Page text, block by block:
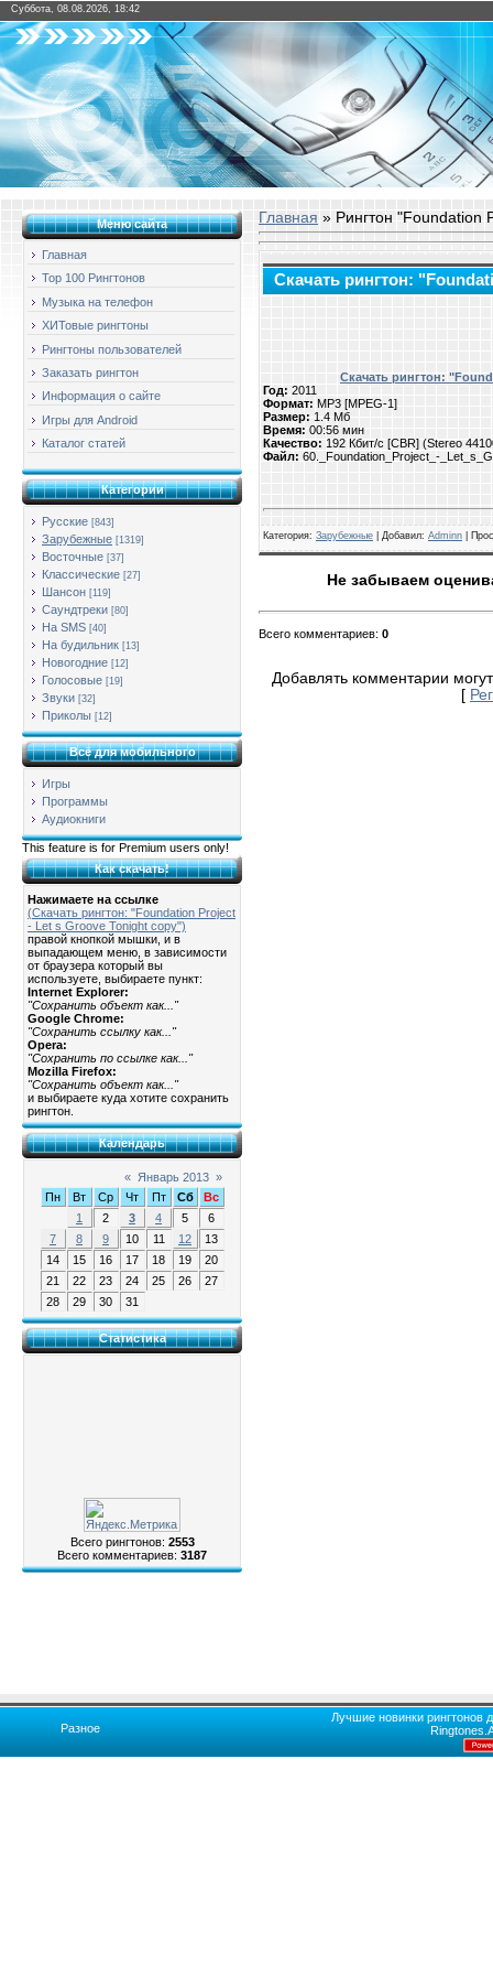
Суббота, 08.08.2026, 18:42
Меню сайта
Главная
Top 100 Рингтонов
Музыка на телефон
ХИТовые рингтоны
Рингтоны пользователей
Заказать рингтон
Информация о сайте
Игры для Android
Каталог статей
Категории
Русские [843]
Зарубежные [1319]
Восточные [37]
Классические [27]
Шансон [119]
Саундтреки [80]
На SMS [40]
На будильник [13]
Новогодние [12]
Голосовые [19]
Звуки [32]
Приколы [12]
Всё для мобильного
Игры
Программы
Аудиокниги
This feature is for Premium users only!
Как скачать!
Нажимаете на ссылке
(Скачать рингтон: "Foundation Project
- Let s Groove Tonight copy")
правой кнопкой мышки, и в
выпадающем меню, в зависимости
от браузера который вы
используете, выбираете пункт:
Internet Explorer:
"Сохранить объект как..."
Google Chrome:
"Сохранить ссылку как..."
Opera:
"Сохранить по ссылке как..."
Mozilla Firefox:
"Сохранить объект как..."
и выбираете куда хотите сохранить
рингтон.
Календарь
« Январь 2013 »
Пн
Вт Ср Чт Пт Сб
Вс
1
2 3 4 5
6
7
8 9 10 11 12
13
14
15 16 17 18 19
20
21
22 23 24 25 26
27
28
29 30 31
Статистика
Всего рингтонов: 2553
Всего комментариев: 3187
Главная » Рингтон "Foundation
Скачать рингтон:
Скачать рингтон:
Год: 2011
Формат: MP3 [MPEG-1]
Размер: 1.4 Мб
Время: 00:56 мин
Качество: 192 Кбит/с [CBR] (Stereo
Файл: 60._Foundation_Project_-
Категория: Зарубежные | Добавил: Adminn
Не забываем
Всего комментариев: 0
Добавлять комментарии
[
Разное
Лучшие новинки рингтонов